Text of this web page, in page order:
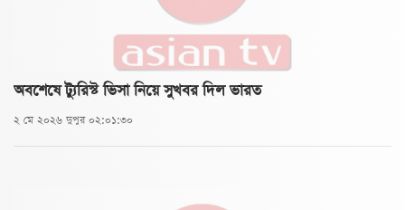
অবশেষে ট্যুরিস্ট ভিসা নিয়ে সুখবর দিল ভারত
২ মে ২০২৬ দুপুর ০২:০১:৩০